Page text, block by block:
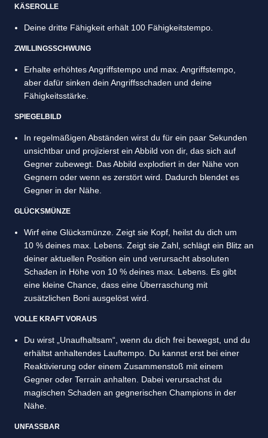
KÄSEROLLE
Deine dritte Fähigkeit erhält 100 Fähigkeitstempo.
ZWILLINGSSCHWUNG
Erhalte erhöhtes Angriffstempo und max. Angriffstempo,
aber dafür sinken dein Angriffsschaden und deine
Fähigkeitsstärke.
SPIEGELBILD
In regelmäßigen Abständen wirst du für ein paar Sekunden
unsichtbar und projizierst ein Abbild von dir, das sich auf
Gegner zubewegt. Das Abbild explodiert in der Nähe von
Gegnern oder wenn es zerstört wird. Dadurch blendet es
Gegner in der Nähe.
GLÜCKSMÜNZE
Wirf eine Glücksmünze. Zeigt sie Kopf, heilst du dich um
10 % deines max. Lebens. Zeigt sie Zahl, schlägt ein Blitz an
deiner aktuellen Position ein und verursacht absoluten
Schaden in Höhe von 10 % deines max. Lebens. Es gibt
eine kleine Chance, dass eine Überraschung mit
zusätzlichen Boni ausgelöst wird.
VOLLE KRAFT VORAUS
Du wirst „Unaufhaltsam“, wenn du dich frei bewegst, und du
erhältst anhaltendes Lauftempo. Du kannst erst bei einer
Reaktivierung oder einem Zusammenstoß mit einem
Gegner oder Terrain anhalten. Dabei verursachst du
magischen Schaden an gegnerischen Champions in der
Nähe.
UNFASSBAR